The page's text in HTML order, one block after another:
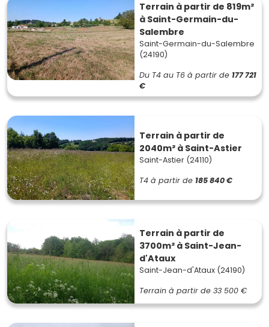
Terrain à partir de 819m²
à Saint-Germain-du-
Salembre
Saint-Germain-du-Salembre
(24190)
Du T4 au T6 à partir de 177 721
€
Terrain à partir de
2040m² à Saint-Astier
Saint-Astier (24110)
T4 à partir de 185 840 €
Terrain à partir de
3700m² à Saint-Jean-
d'Ataux
Saint-Jean-d'Ataux (24190)
Terrain à partir de 33 500 €